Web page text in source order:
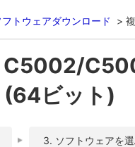
フトウェアダウンロード
C5002/
(64ビット)
3. ソフトウェアを